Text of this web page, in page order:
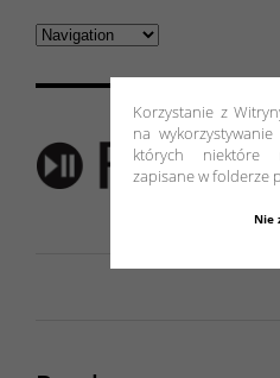
Korzystanie z
na
których
zapisane w folderze
Nie